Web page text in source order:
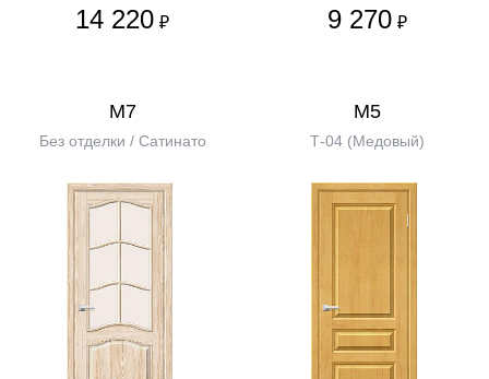
14 220 ₽ 9 270 ₽
М7
Без отделки / Сатинато
М5
Т-04 (Медовый)